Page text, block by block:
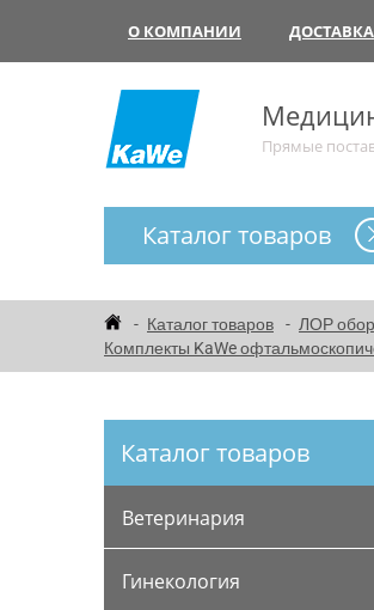
О КОМПАНИИ ДОСТАВКА
Прямые
Каталог товаров
Каталог товаров ЛОР
Комплекты KaWe
Каталог товаров
Ветеринария
Гинекология